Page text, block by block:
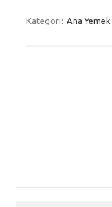
Kategori: Ana Yemek